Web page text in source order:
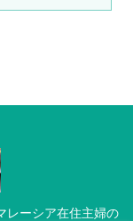
レーシア在住主婦の